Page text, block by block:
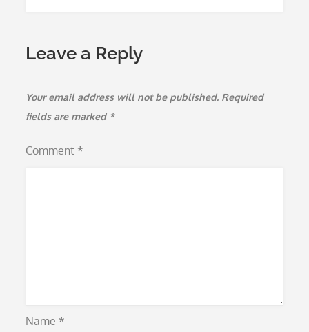
Leave a Reply
Your email address will not be published. Required
fields are marked *
Comment *
Name *